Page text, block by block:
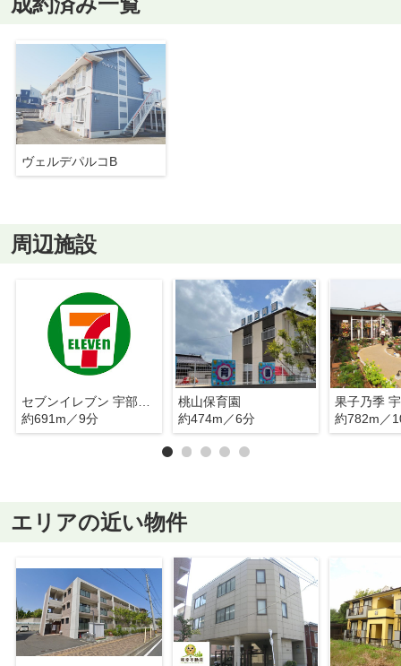
ヴェルデパルコB
周辺施設
約691m／9分
桃山保育園
約474m／6分
約782m／
エリアの近い物件